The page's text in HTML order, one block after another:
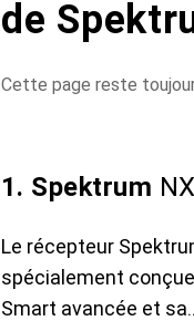
de
Cette page reste
1. Spektrum
Le récepteur
spécialement
Smart avancée et sa